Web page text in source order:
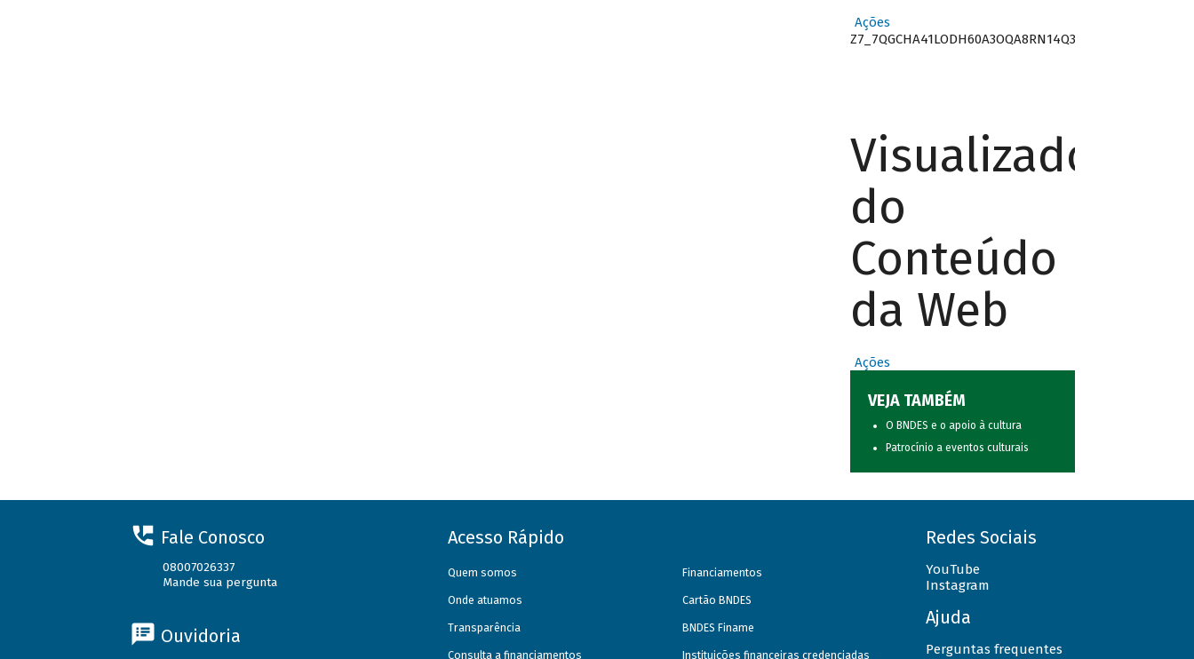
Ações
Z7_7QGCHA41LODH60A3OQA8RN14Q3
Visualizador
do
Conteúdo
da Web
Ações
VEJA TAMBÉM
O BNDES e o apoio à cultura
Patrocínio a eventos culturais
Fale Conosco
08007026337
Mande sua pergunta
Ouvidoria
Acesso Rápido
Quem somos
Onde atuamos
Transparência
Consulta a financiamentos
Financiamentos
Cartão BNDES
BNDES Finame
Instituições financeiras credenciadas
Redes Sociais
YouTube
Instagram
Ajuda
Perguntas frequentes